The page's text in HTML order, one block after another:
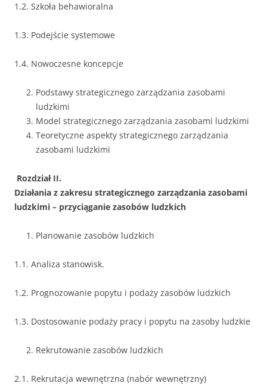
1.2. Szkoła behawioralna
1.3. Podejście systemowe
1.4. Nowoczesne koncepcje
Podstawy strategicznego zarządzania zasobami
ludzkimi
Model strategicznego zarządzania zasobami ludzkimi
Teoretyczne aspekty strategicznego zarządzania
zasobami ludzkimi
Rozdział II.
Działania z zakresu strategicznego zarządzania zasobami
ludzkimi – przyciąganie zasobów ludzkich
Planowanie zasobów ludzkich
1.1. Analiza stanowisk.
1.2. Prognozowanie popytu i podaży zasobów ludzkich
1.3. Dostosowanie podaży pracy i popytu na zasoby ludzkie
Rekrutowanie zasobów ludzkich
2.1. Rekrutacja wewnętrzna (nabór wewnętrzny)